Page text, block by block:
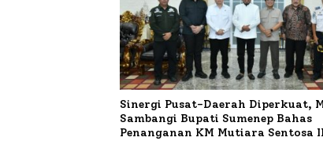
Sinergi Pusat-Daerah Diperkuat,
Sambangi Bupati Sumenep Bahas
Penanganan KM Mutiara Sentosa II